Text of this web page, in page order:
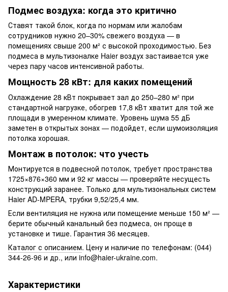
Подмес воздуха: когда это критично
Ставят такой блок, когда по нормам или жалобам
сотрудников нужно 20–30% свежего воздуха — в
помещениях свыше 200 м² с высокой проходимостью. Без
подмеса в мультизоналке Haier воздух застаивается уже
через пару часов интенсивной работы.
Мощность 28 кВт: для каких помещений
Охлаждение 28 кВт покрывает зал до 250–280 м² при
стандартной нагрузке, обогрев 17,8 кВт хватит для той же
площади в умеренном климате. Уровень шума 55 дБ
заметен в открытых зонах — подойдет, если шумоизоляция
потолка хорошая.
Монтаж в потолок: что учесть
Монтируется в подвесной потолок, требует пространства
1725×876×360 мм и 92 кг массы — проверяйте несущесть
конструкций заранее. Только для мультизональных систем
Haier AD-MPERA, трубки 9,52/25,4 мм.
Если вентиляция не нужна или помещение меньше 150 м² —
берите обычный канальный без подмеса, он проще в
установке и тише. Гарантия 36 месяцев.
Каталог с описанием. Цену и наличие по телефонам: (044)
344-26-96 и др., или info@haier-ukraine.com.
Характеристики